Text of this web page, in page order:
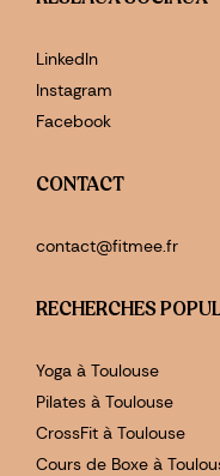
LinkedIn
Instagram
Facebook
CONTACT
contact@fitmee.fr
RECHERCHES
Yoga à Toulouse
Pilates à Toulouse
CrossFit à Toulouse
Cours de Boxe à